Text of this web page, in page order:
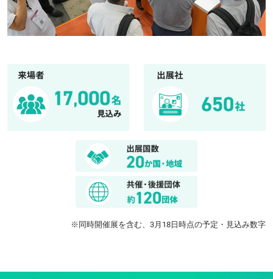
※同時開催展を含む、3月18日時点の予定・見込み数字